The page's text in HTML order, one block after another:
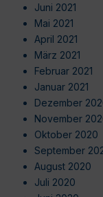
Juni 2021
Mai 2021
April 2021
März 2021
Februar 2021
Januar 2021
Dezember
November
Oktober 2020
September
August 2020
Juli 2020